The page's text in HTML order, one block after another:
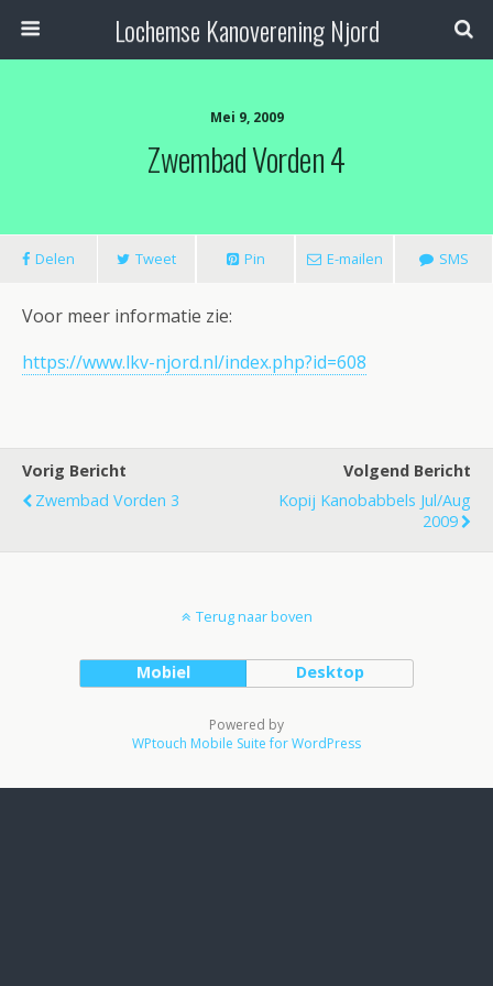
Lochemse Kanoverening Njord
Mei 9, 2009
Zwembad Vorden 4
Delen Tweet Pin E-mailen SMS
Voor meer informatie zie:
https://www.lkv-njord.nl/index.php?id=608
Vorig Bericht
Zwembad Vorden 3
Volgend Bericht
Kopij Kanobabbels Jul/Aug
2009
Terug naar boven
Mobiel Desktop
Powered by
WPtouch Mobile Suite for WordPress